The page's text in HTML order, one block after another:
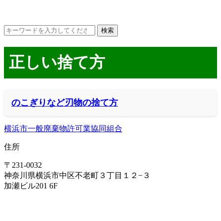
正しい捨て方
のこぎりなど刃物の捨て方
横浜市一般廃棄物許可業協同組合
住所
〒231-0032
神奈川県横浜市中区不老町３丁目１２−３
加瀬ビル201 6F